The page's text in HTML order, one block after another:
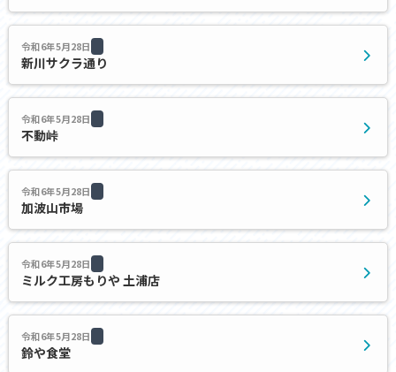
令和6年5月28日
新川サクラ通り
令和6年5月28日
不動峠
令和6年5月28日
加波山市場
令和6年5月28日
ミルク工房もりや 土浦店
令和6年5月28日
鈴や食堂